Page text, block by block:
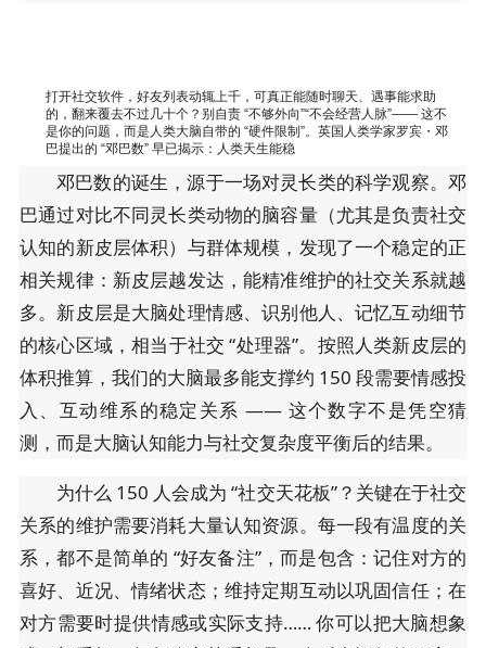
打开社交软件，好友列表动辄上千，可真正能随时聊天、遇事能求助
的，翻来覆去不过几十个？别自责 “不够外向”“不会经营人脉”—— 这不
是你的问题，而是人类大脑自带的 “硬件限制”。英国人类学家罗宾・邓
巴提出的 “邓巴数” 早已揭示：人类天生能稳
邓巴数的诞生，源于一场对灵长类的科学观察。邓
巴通过对比不同灵长类动物的脑容量（尤其是负责社交
认知的新皮层体积）与群体规模，发现了一个稳定的正
相关规律：新皮层越发达，能精准维护的社交关系就越
多。新皮层是大脑处理情感、识别他人、记忆互动细节
的核心区域，相当于社交 “处理器”。按照人类新皮层的
体积推算，我们的大脑最多能支撑约 150 段需要情感投
入、互动维系的稳定关系 —— 这个数字不是凭空猜
测，而是大脑认知能力与社交复杂度平衡后的结果。
为什么 150 人会成为 “社交天花板”？关键在于社交
关系的维护需要消耗大量认知资源。每一段有温度的关
系，都不是简单的 “好友备注”，而是包含：记住对方的
喜好、近况、情绪状态；维持定期互动以巩固信任；在
对方需要时提供情感或实际支持…… 你可以把大脑想象